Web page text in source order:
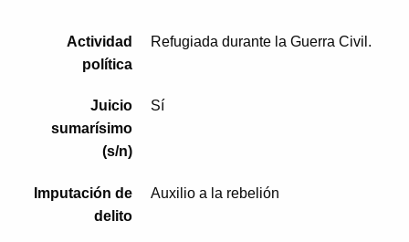
Actividad
política
Refugiada durante la Guerra Civil.
Juicio
sumarísimo
(s/n)
Sí
Imputación de
delito
Auxilio a la rebelión